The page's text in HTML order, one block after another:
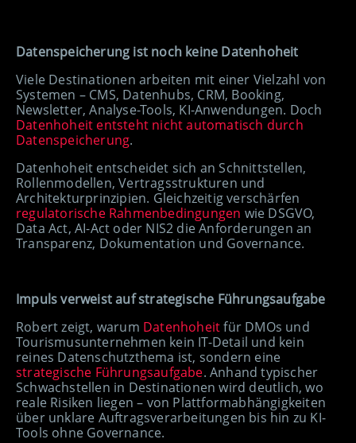
Datenspeicherung ist noch keine Datenhoheit
Viele Destinationen arbeiten mit einer Vielzahl von
Systemen – CMS, Datenhubs, CRM, Booking,
Newsletter, Analyse-Tools, KI-Anwendungen. Doch
Datenhoheit entsteht nicht automatisch durch
Datenspeicherung.
Datenhoheit entscheidet sich an Schnittstellen,
Rollenmodellen, Vertragsstrukturen und
Architekturprinzipien. Gleichzeitig verschärfen
regulatorische Rahmenbedingungen wie DSGVO,
Data Act, AI-Act oder NIS2 die Anforderungen an
Transparenz, Dokumentation und Governance.
Impuls verweist auf strategische Führungsaufgabe
Robert zeigt, warum Datenhoheitfür DMOs und
Tourismusunternehmen kein IT-Detail und kein
reines Datenschutzthema ist, sondern eine
strategische Führungsaufgabe. Anhand typischer
Schwachstellen in Destinationen wird deutlich, wo
reale Risiken liegen – von Plattformabhängigkeiten
über unklare Auftragsverarbeitungen bis hin zu KI-
Tools ohne Governance.